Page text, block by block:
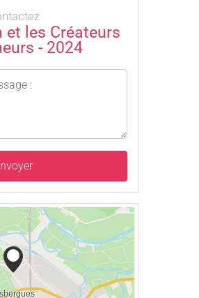
et les Créateurs
- 2024